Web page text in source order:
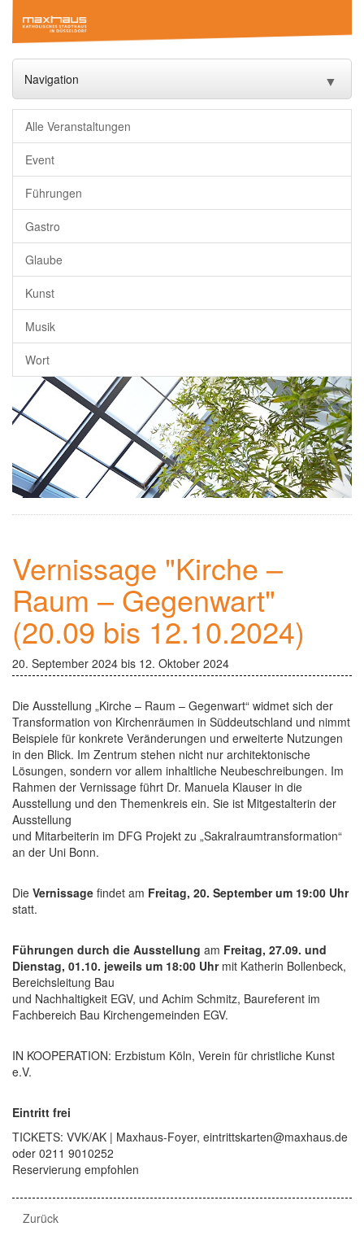
Navigation ▼
Start
Veranstaltungen
Das Maxhaus
Vermietung
Gastronomie
Downloads
Freundeskreis
Ehrenamt ▼
Einsamkeit
Kontakt
Alle Veranstaltungen
Event
Führungen
Gastro
Glaube
Kunst
Musik
Wort
Vernissage "Kirche –
Raum – Gegenwart"
(20.09 bis 12.10.2024)
20. September 2024 bis 12. Oktober 2024
Die Ausstellung „Kirche – Raum – Gegenwart“ widmet sich der
Transformation von Kirchenräumen in Süddeutschland und nimmt
Beispiele für konkrete Veränderungen und erweiterte Nutzungen
in den Blick. Im Zentrum stehen nicht nur architektonische
Lösungen, sondern vor allem inhaltliche Neubeschreibungen. Im
Rahmen der Vernissage führt Dr. Manuela Klauser in die
Ausstellung und den Themenkreis ein. Sie ist Mitgestalterin der
Ausstellung
und Mitarbeiterin im DFG Projekt zu „Sakralraumtransformation“
an der Uni Bonn.
Die Vernissage findet am Freitag, 20. September um 19:00 Uhr
statt.
Führungen durch die Ausstellung am Freitag, 27.09. und
Dienstag, 01.10. jeweils um 18:00 Uhrmit Katherin Bollenbeck,
Bereichsleitung Bau
und Nachhaltigkeit EGV, und Achim Schmitz, Baureferent im
Fachbereich Bau Kirchengemeinden EGV.
IN KOOPERATION: Erzbistum Köln, Verein für christliche Kunst
e.V.
Eintritt frei
TICKETS: VVK/AK | Maxhaus-Foyer, eintrittskarten@maxhaus.de
oder 0211 9010252
Reservierung empfohlen
Zurück